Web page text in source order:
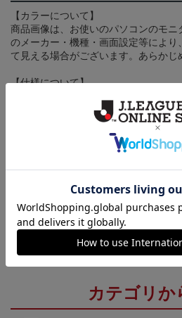
【カラーについて】
商品画像は、お使いのパソコンのモニ
のメーカー・機種・画面設定等により
て見える場合がございます。あらかじ
【仕様について】
告なく変更になることがございます。
ギフト対応について
ヘルプページ
カテゴリか